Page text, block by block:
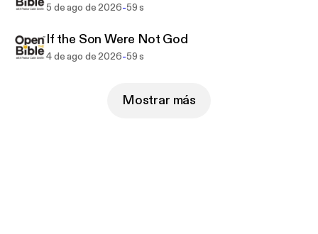
5 de ago de 2026-59 s
If the Son Were Not God
4 de ago de 2026-59 s
Mostrar más